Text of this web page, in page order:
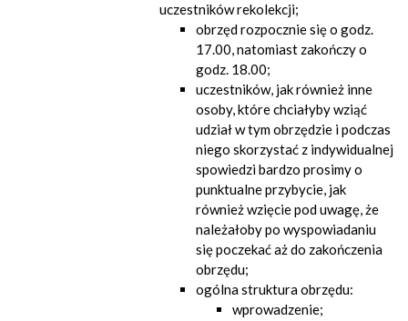
uczestników rekolekcji;
obrzęd rozpocznie się o godz.
17.00, natomiast zakończy o
godz. 18.00;
uczestników, jak również inne
osoby, które chciałyby wziąć
udział w tym obrzędzie i podczas
niego skorzystać z indywidualnej
spowiedzi bardzo prosimy o
punktualne przybycie, jak
również wzięcie pod uwagę, że
należałoby po wyspowiadaniu
się poczekać aż do zakończenia
obrzędu;
ogólna struktura obrzędu:
wprowadzenie;